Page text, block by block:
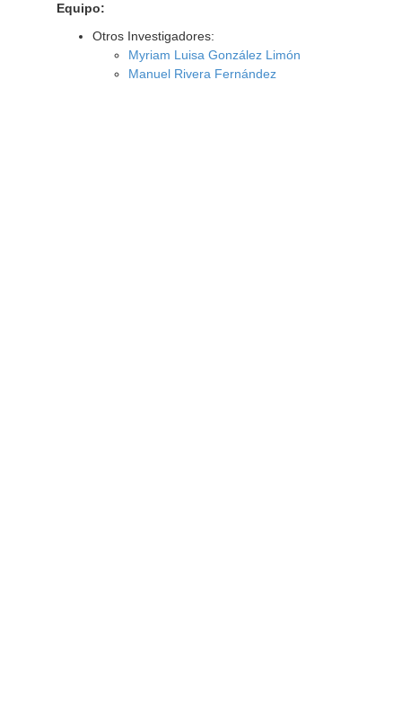
Equipo:
Otros Investigadores:
Myriam Luisa González Limón
Manuel Rivera Fernández